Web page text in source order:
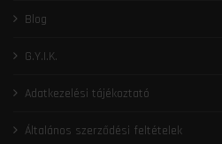
Blog
G.Y.I.K.
Adatkezelési tájékoztató
Általános szerződési feltételek